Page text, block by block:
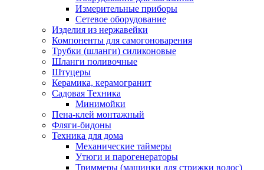
Измерительные приборы
Сетевое оборудование
Изделия из нержавейки
Компоненты для самогоноварения
Трубки (шланги) силиконовые
Шланги поливочные
Штуцеры
Керамика, керамогранит
Садовая Техника
Минимойки
Пена-клей монтажный
Фляги-бидоны
Техника для дома
Механические таймеры
Утюги и парогенераторы
Триммеры (машинки для стрижки волос)